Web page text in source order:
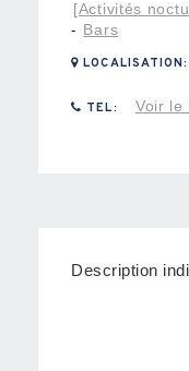
[Activités
- Bars
LOCALISATION:
TEL: Voir le
Description